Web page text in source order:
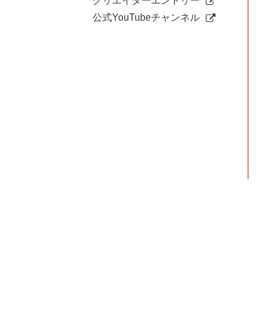
公式YouTubeチャンネル